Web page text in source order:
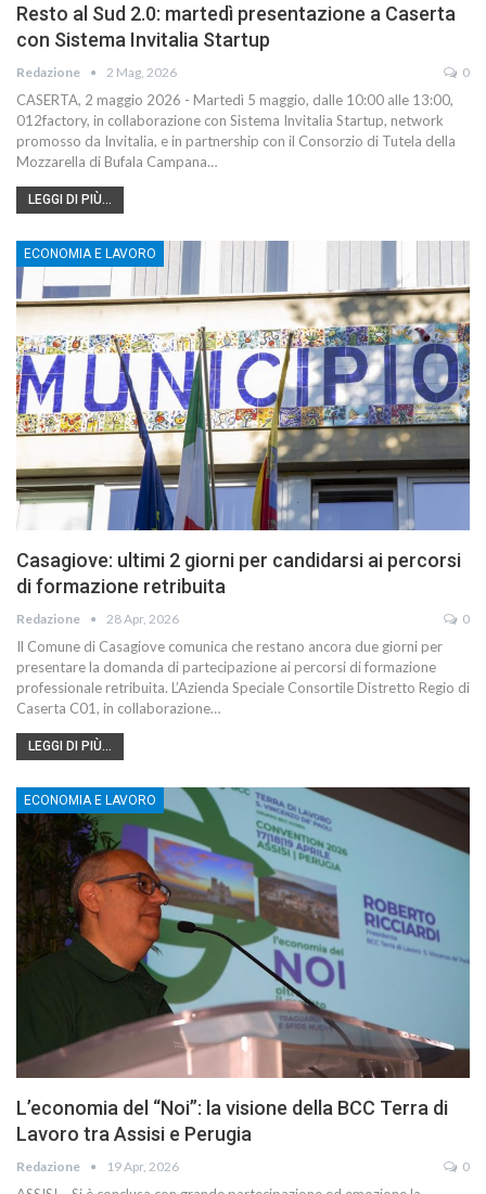
Resto al Sud 2.0: martedì presentazione a Caserta
con Sistema Invitalia Startup
Redazione 2 Mag, 2026 0
CASERTA, 2 maggio 2026 - Martedì 5 maggio, dalle 10:00 alle 13:00,
012factory, in collaborazione con Sistema Invitalia Startup, network
promosso da Invitalia, e in partnership con il Consorzio di Tutela della
Mozzarella di Bufala Campana…
LEGGI DI PIÙ...
ECONOMIA E LAVORO
Casagiove: ultimi 2 giorni per candidarsi ai percorsi
di formazione retribuita
Redazione 28 Apr, 2026 0
Il Comune di Casagiove comunica che restano ancora due giorni per
presentare la domanda di partecipazione ai percorsi di formazione
professionale retribuita. L’Azienda Speciale Consortile Distretto Regio di
Caserta C01, in collaborazione…
LEGGI DI PIÙ...
ECONOMIA E LAVORO
L’economia del “Noi”: la visione della BCC Terra di
Lavoro tra Assisi e Perugia
Redazione 19 Apr, 2026 0